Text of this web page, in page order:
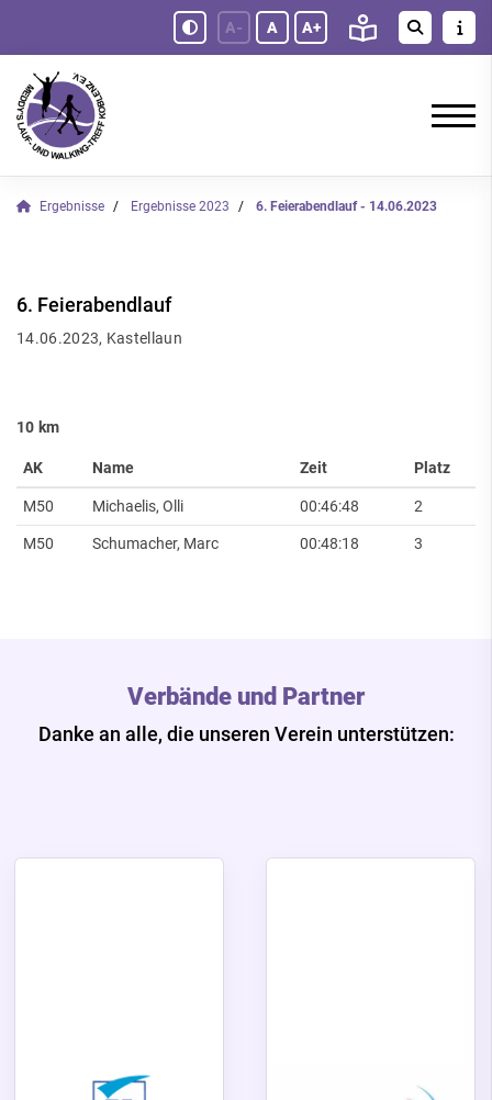
A- A A+
Ergebnisse Ergebnisse 2023 6. Feierabendlauf - 14.06.2023
6. Feierabendlauf
14.06.2023, Kastellaun
10 km
AK Name Zeit Platz
M50 Michaelis, Olli 00:46:48
2
M50
Schumacher, Marc 00:48:18 3
Verbände und Partner
Danke an alle, die unseren Verein unterstützen: